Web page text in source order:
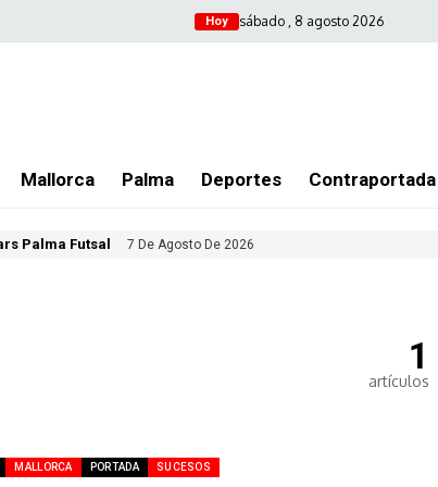
Hoy sábado , 8 agosto 2026
Mallorca Palma Deportes Contraportada
Palma Futsal 7 De Agosto De 2026
1
artículos
MALLORCA PORTADA SUCESOS